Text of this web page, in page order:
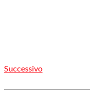
Successivo